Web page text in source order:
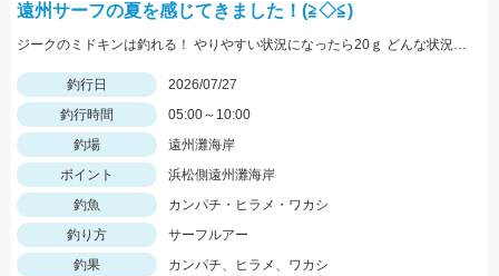
遠州サーフの夏を感じてきました！(≧◇≦)
ジークのミドキンは釣れる！ やりやすい状況になったら20ｇ どんな状況でも100ｍ以上飛ばすなら 40ｇがおすすめ
釣行日
2026/07/27
釣行時間
05:00～10:00
釣場
遠州灘海岸
ポイント
浜松側遠州灘海岸
釣魚
カンパチ・ヒラメ・ワカシ
釣り方
サーフルアー
釣果
カンパチ、ヒラメ、ワカシ